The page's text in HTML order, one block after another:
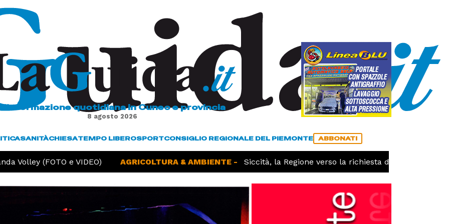
L'informazione quotidiana in Cuneo e provincia
8 agosto 2026
SANITÀCHIESATEMPO LIBEROSPORTCONSIGLIO REGIONALE DEL PIEMONTE ABBONATI
(FOTO e VIDEO) AGRICOLTURA & AMBIENTE - Siccità, la Regione verso la richiesta dello stato di